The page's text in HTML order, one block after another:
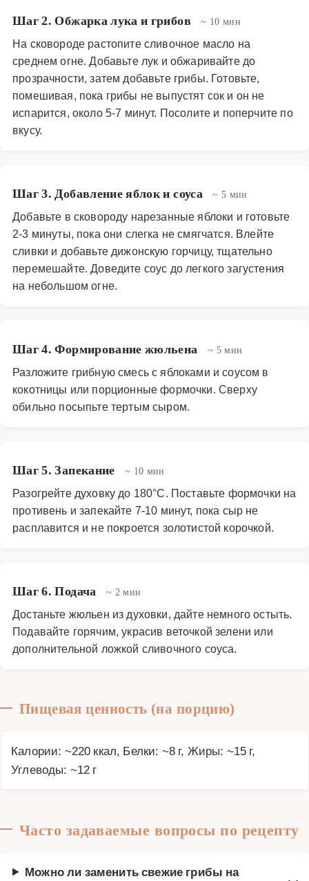
Шаг 2. Обжарка лука и грибов ~ 10 мин
На сковороде растопите сливочное масло на
среднем огне. Добавьте лук и обжаривайте до
прозрачности, затем добавьте грибы. Готовьте,
помешивая, пока грибы не выпустят сок и он не
испарится, около 5-7 минут. Посолите и поперчите по
вкусу.
Шаг 3. Добавление яблок и соуса ~ 5 мин
Добавьте в сковороду нарезанные яблоки и готовьте
2-3 минуты, пока они слегка не смягчатся. Влейте
сливки и добавьте дижонскую горчицу, тщательно
перемешайте. Доведите соус до легкого загустения
на небольшом огне.
Шаг 4. Формирование жюльена ~ 5 мин
Разложите грибную смесь с яблоками и соусом в
кокотницы или порционные формочки. Сверху
обильно посыпьте тертым сыром.
Шаг 5. Запекание ~ 10 мин
Разогрейте духовку до 180°C. Поставьте формочки на
противень и запекайте 7-10 минут, пока сыр не
расплавится и не покроется золотистой корочкой.
Шаг 6. Подача ~ 2 мин
Достаньте жюльен из духовки, дайте немного остыть.
Подавайте горячим, украсив веточкой зелени или
дополнительной ложкой сливочного соуса.
Пищевая ценность (на порцию)
Калории: ~220 ккал, Белки: ~8 г, Жиры: ~15 г,
Углеводы: ~12 г
Часто задаваемые вопросы по рецепту
Можно ли заменить свежие грибы на